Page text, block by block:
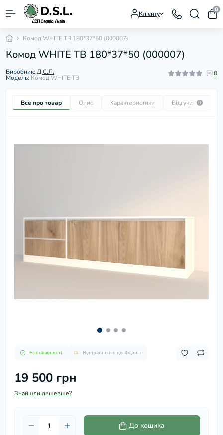
Клієнту
0
Комод WHITE ТВ 180*37*50 (000007)
Комод WHITE ТВ 180*37*50 (000007)
Виробник: Д.С.Л.
Модель: Комод WHITE ТВ
0
Все про товар Опис Характеристики Відгуки 0
Є в наявності Відправлення до 4х днів
19 500 грн
Знайшли дешевше?
До кошика